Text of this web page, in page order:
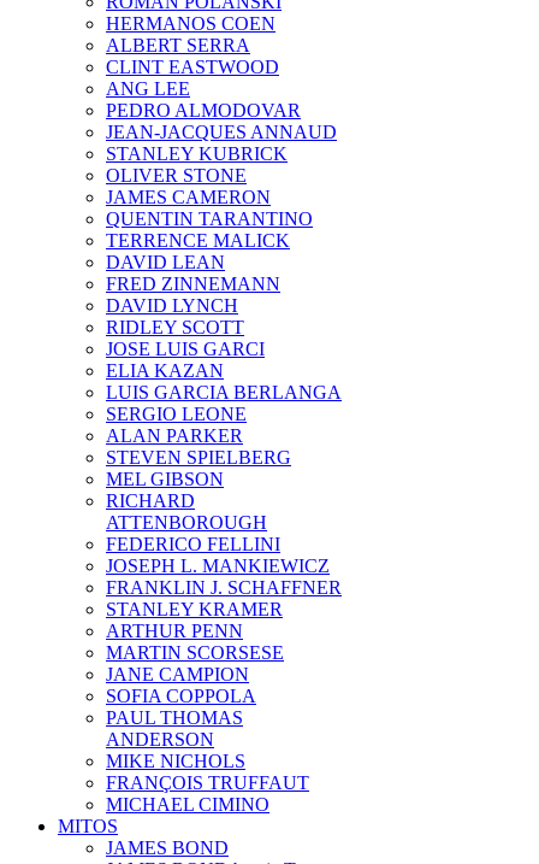
HERMANOS COEN
ALBERT SERRA
CLINT EASTWOOD
ANG LEE
PEDRO ALMODOVAR
JEAN-JACQUES ANNAUD
STANLEY KUBRICK
OLIVER STONE
JAMES CAMERON
QUENTIN TARANTINO
TERRENCE MALICK
DAVID LEAN
FRED ZINNEMANN
DAVID LYNCH
RIDLEY SCOTT
JOSE LUIS GARCI
ELIA KAZAN
LUIS GARCIA BERLANGA
SERGIO LEONE
ALAN PARKER
STEVEN SPIELBERG
MEL GIBSON
RICHARD
ATTENBOROUGH
FEDERICO FELLINI
JOSEPH L. MANKIEWICZ
FRANKLIN J. SCHAFFNER
STANLEY KRAMER
ARTHUR PENN
MARTIN SCORSESE
JANE CAMPION
SOFIA COPPOLA
PAUL THOMAS
ANDERSON
MIKE NICHOLS
FRANÇOIS TRUFFAUT
MICHAEL CIMINO
MITOS
JAMES BOND